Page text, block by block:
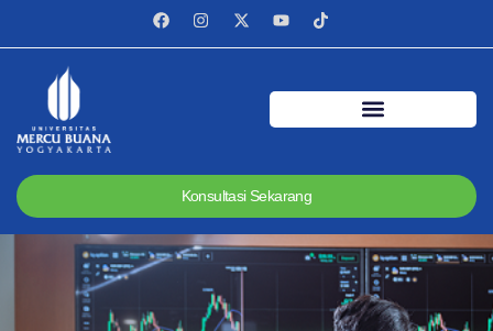
Konsultasi Sekarang